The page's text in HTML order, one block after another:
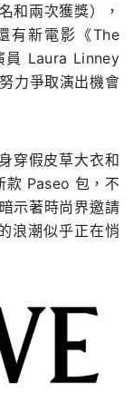
和兩次獲獎），
有新電影《The
員 Laura Linney
力爭取演出機會
穿假皮草大衣和
款 Paseo 包，不
示著時尚界邀請
浪潮似乎正在悄